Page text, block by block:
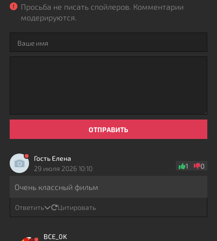
Просьба не писать спойлеров. Комментарии
модерируются.
ОТПРАВИТЬ
Гость Елена
29 июля 2026 10:10
1 0
Очень классный фильм
Ответить Цитировать
BCE_0K